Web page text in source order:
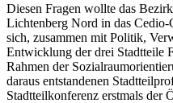
Diesen Fragen wollte das
Lichtenberg Nord in das
sich, zusammen mit Politik,
Entwicklung der drei Stadtteile
Rahmen der
daraus entstandenen
Stadtteilkonferenz erstmals der